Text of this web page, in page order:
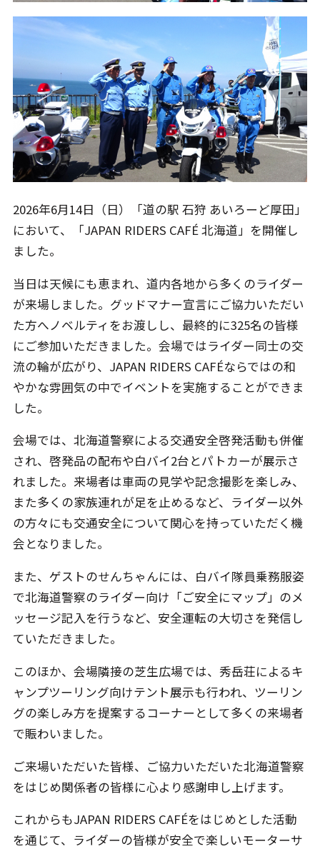
2026年6月14日（日）「道の駅 石狩 あいろーど厚田」
において、「JAPAN RIDERS CAFÉ 北海道」を開催し
ました。
当日は天候にも恵まれ、道内各地から多くのライダー
が来場しました。グッドマナー宣言にご協力いただい
た方へノベルティをお渡しし、最終的に325名の皆様
にご参加いただきました。会場ではライダー同士の交
流の輪が広がり、JAPAN RIDERS CAFÉならではの和
やかな雰囲気の中でイベントを実施することができま
した。
会場では、北海道警察による交通安全啓発活動も併催
され、啓発品の配布や白バイ2台とパトカーが展示さ
れました。来場者は車両の見学や記念撮影を楽しみ、
また多くの家族連れが足を止めるなど、ライダー以外
の方々にも交通安全について関心を持っていただく機
会となりました。
また、ゲストのせんちゃんには、白バイ隊員乗務服姿
で北海道警察のライダー向け「ご安全にマップ」のメ
ッセージ記入を行うなど、安全運転の大切さを発信し
ていただきました。
このほか、会場隣接の芝生広場では、秀岳荘によるキ
ャンプツーリング向けテント展示も行われ、ツーリン
グの楽しみ方を提案するコーナーとして多くの来場者
で賑わいました。
ご来場いただいた皆様、ご協力いただいた北海道警察
をはじめ関係者の皆様に心より感謝申し上げます。
これからもJAPAN RIDERS CAFÉをはじめとした活動
を通じて、ライダーの皆様が安全で楽しいモーターサ